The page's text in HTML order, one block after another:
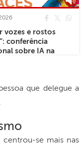
vozes e rostos
conferência
sobre IA na
que delegue a
se mais nas